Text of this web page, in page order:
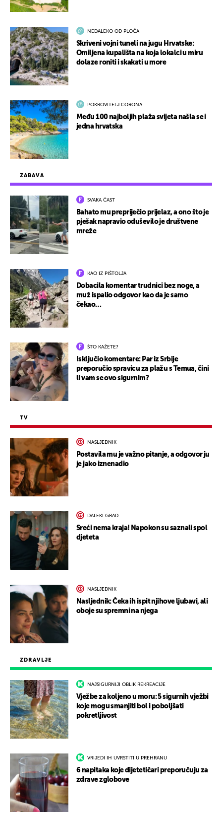
ZDRAVLJE
NAJSIGURNIJI OBLIK REKREACIJE
Vježbe za koljeno u moru: 5 sigurnih vježbi
koje mogu smanjiti bol i poboljšati
pokretljivost
VRIJEDI IH UVRSTITI U PREHRANU
6 napitaka koje dijetetičari preporučuju za
zdrave zglobove
ZABAVA
SVAKA ČAST
Bahato mu prepriječio prijelaz, a ono što je
pješak napravio oduševilo je društvene
mreže
KAO IZ PIŠTOLJA
Dobacila komentar trudnici bez noge, a
muž ispalio odgovor kao da je samo
čekao…
ŠTO KAŽETE?
Isključio komentare: Par iz Srbije
preporučio spravicu za plažu s Temua, čini
li vam se ovo sigurnim?
TV
NASLJEDNIK
Postavila mu je važno pitanje, a odgovor ju
je jako iznenadio
DALEKI GRAD
Sreći nema kraja! Napokon su saznali spol
djeteta
NASLJEDNIK
Nasljednik: Čeka ih ispit njihove ljubavi, ali
oboje su spremni na njega
NEDALEKO OD PLOČA
Skriveni vojni tuneli na jugu Hrvatske:
Omiljena kupališta na koja lokalci u miru
dolaze roniti i skakati u more
POKROVITELJ CORONA
Među 100 najboljih plaža svijeta našla se i
jedna hrvatska